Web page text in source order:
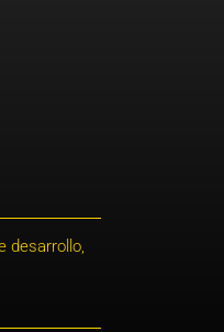
desarrollo,